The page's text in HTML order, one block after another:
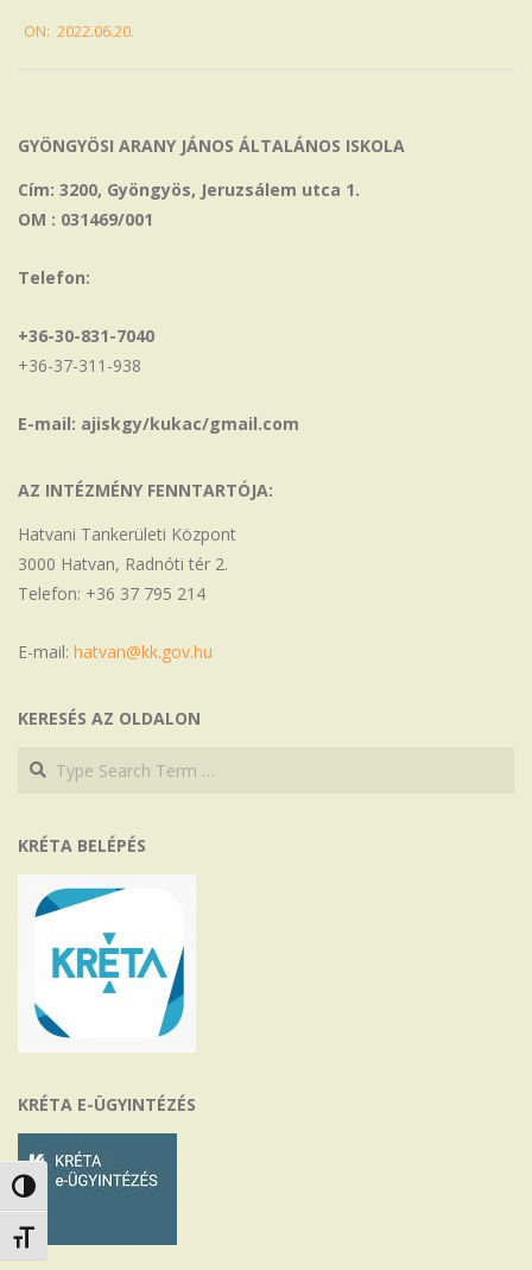
Nagy kontraszt váltása
Betűméret váltása
06-
ON: 2022.06.20.
GYÖNGYÖSI ARANY JÁNOS ÁLTALÁNOS ISKOLA
Cím: 3200, Gyöngyös, Jeruzsálem utca 1.
OM : 031469/001
Telefon:
+36-30-831-7040
+36-37-311-938
E-mail: ajiskgy/kukac/gmail.com
AZ INTÉZMÉNY FENNTARTÓJA:
Hatvani Tankerületi Központ
3000 Hatvan, Radnóti tér 2.
Telefon: +36 37 795 214
E-mail: hatvan@kk.gov.hu
KERESÉS AZ OLDALON
Search
Search
KRÉTA BELÉPÉS
KRÉTA E-ÜGYINTÉZÉS